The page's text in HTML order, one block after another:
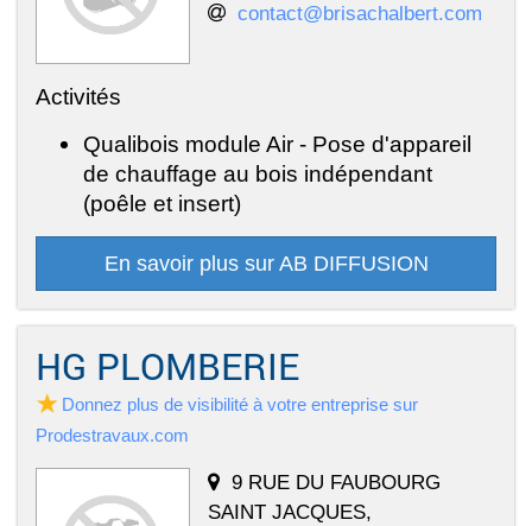
contact@brisachalbert.com
Activités
Qualibois module Air - Pose d'appareil
de chauffage au bois indépendant
(poêle et insert)
En savoir plus sur AB DIFFUSION
HG PLOMBERIE
Donnez plus de visibilité à votre entreprise sur
Prodestravaux.com
9 RUE DU FAUBOURG
SAINT JACQUES,